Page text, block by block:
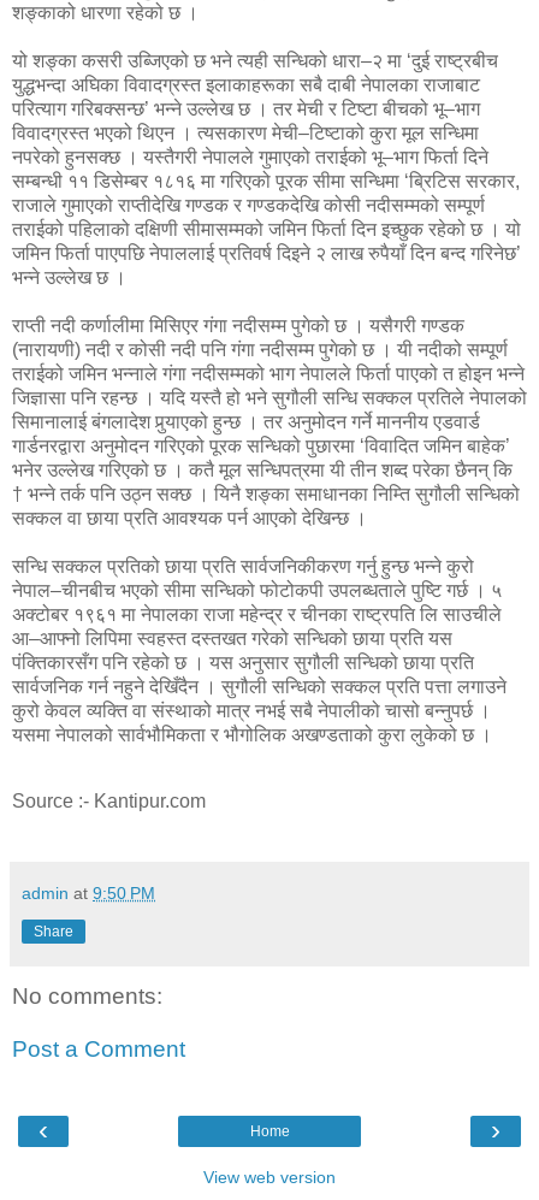
शङ्काको धारणा रहेको छ ।
यो शङ्का कसरी उब्जिएको छ भने त्यही सन्धिको धारा–२ मा ‘दुई राष्ट्रबीच
युद्धभन्दा अघिका विवादग्रस्त इलाकाहरूका सबै दाबी नेपालका राजाबाट
परित्याग गरिबक्सन्छ’ भन्ने उल्लेख छ । तर मेची र टिष्टा बीचको भू–भाग
विवादग्रस्त भएको थिएन । त्यसकारण मेची–टिष्टाको कुरा मूल सन्धिमा
नपरेको हुनसक्छ । यस्तैगरी नेपालले गुमाएको तराईको भू–भाग फिर्ता दिने
सम्बन्धी ११ डिसेम्बर १८१६ मा गरिएको पूरक सीमा सन्धिमा ‘ब्रिटिस सरकार,
राजाले गुमाएको राप्तीदेखि गण्डक र गण्डकदेखि कोसी नदीसम्मको सम्पूर्ण
तराईको पहिलाको दक्षिणी सीमासम्मको जमिन फिर्ता दिन इच्छुक रहेको छ । यो
जमिन फिर्ता पाएपछि नेपाललाई प्रतिवर्ष दिइने २ लाख रुपैयाँ दिन बन्द गरिनेछ’
भन्ने उल्लेख छ ।
राप्ती नदी कर्णालीमा मिसिएर गंगा नदीसम्म पुगेको छ । यसैगरी गण्डक
(नारायणी) नदी र कोसी नदी पनि गंगा नदीसम्म पुगेको छ । यी नदीको सम्पूर्ण
तराईको जमिन भन्नाले गंगा नदीसम्मको भाग नेपालले फिर्ता पाएको त होइन भन्ने
जिज्ञासा पनि रहन्छ । यदि यस्तै हो भने सुगौली सन्धि सक्कल प्रतिले नेपालको
सिमानालाई बंगलादेश पुर्‍याएको हुन्छ । तर अनुमोदन गर्ने माननीय एडवार्ड
गार्डनरद्वारा अनुमोदन गरिएको पूरक सन्धिको पुछारमा ‘विवादित जमिन बाहेक’
भनेर उल्लेख गरिएको छ । कतै मूल सन्धिपत्रमा यी तीन शब्द परेका छैनन् कि
† भन्ने तर्क पनि उठ्न सक्छ । यिनै शङ्का समाधानका निम्ति सुगौली सन्धिको
सक्कल वा छाया प्रति आवश्यक पर्न आएको देखिन्छ ।
सन्धि सक्कल प्रतिको छाया प्रति सार्वजनिकीकरण गर्नु हुन्छ भन्ने कुरो
नेपाल–चीनबीच भएको सीमा सन्धिको फोटोकपी उपलब्धताले पुष्टि गर्छ । ५
अक्टोबर १९६१ मा नेपालका राजा महेन्द्र र चीनका राष्ट्रपति लि साउचीले
आ–आफ्नो लिपिमा स्वहस्त दस्तखत गरेको सन्धिको छाया प्रति यस
पंक्तिकारसँग पनि रहेको छ । यस अनुसार सुगौली सन्धिको छाया प्रति
सार्वजनिक गर्न नहुने देखिँदैन । सुगौली सन्धिको सक्कल प्रति पत्ता लगाउने
कुरो केवल व्यक्ति वा संस्थाको मात्र नभई सबै नेपालीको चासो बन्नुपर्छ ।
यसमा नेपालको सार्वभौमिकता र भौगोलिक अखण्डताको कुरा लुकेको छ ।
Source :- Kantipur.com
admin at 9:50 PM
Share
No comments:
Post a Comment
‹ ›
Home
View web version